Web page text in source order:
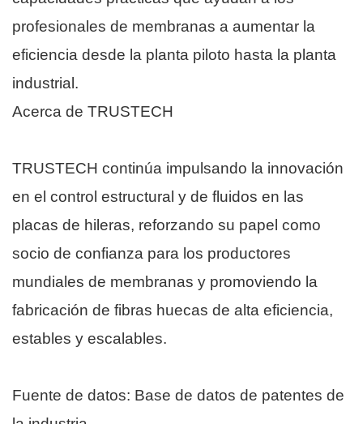
profesionales de membranas a aumentar la
eficiencia desde la planta piloto hasta la planta
industrial.
Acerca de TRUSTECH
TRUSTECH continúa impulsando la innovación
en el control estructural y de fluidos en las
placas de hileras, reforzando su papel como
socio de confianza para los productores
mundiales de membranas y promoviendo la
fabricación de fibras huecas de alta eficiencia,
estables y escalables.
Fuente de datos: Base de datos de patentes de